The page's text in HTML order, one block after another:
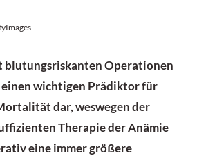
blutungsriskanten Operationen
wichtigen Prädiktor für
dar, weswegen der
Therapie der Anämie
eine immer größere